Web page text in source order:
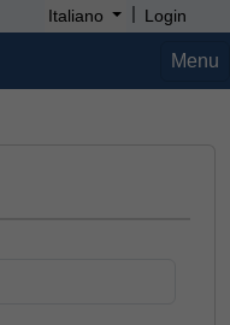
Italiano | Login
Menu